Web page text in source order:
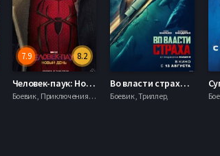
8.2
7.9
Человек-паук: Новый день (2026)
Боевик , Приключения, Фантастика, Фэнтези,
Во власти страха (2026)
Боевик , Триллер,